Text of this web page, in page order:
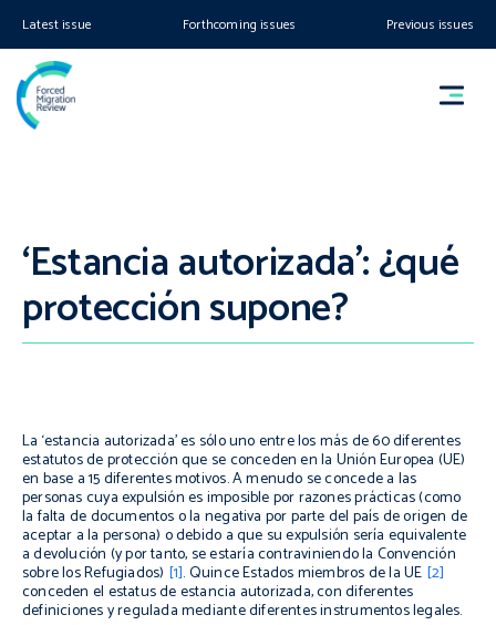
Latest issue Forthcoming issues Previous issues
‘Estancia autorizada’: ¿qué
protección supone?
La ‘estancia autorizada’ es sólo uno entre los más de 60 diferentes
estatutos de protección que se conceden en la Unión Europea (UE)
en base a 15 diferentes motivos. A menudo se concede a las
personas cuya expulsión es imposible por razones prácticas (como
la falta de documentos o la negativa por parte del país de origen de
aceptar a la persona) o debido a que su expulsión sería equivalente
a devolución (y por tanto, se estaría contraviniendo la Convención
sobre los Refugiados) [1]. Quince Estados miembros de la UE [2]
conceden el estatus de estancia autorizada, con diferentes
definiciones y regulada mediante diferentes instrumentos legales.